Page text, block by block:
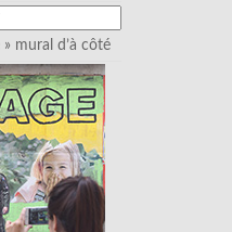
mural d’à côté